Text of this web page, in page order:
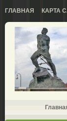
ГЛАВНАЯ КАРТА